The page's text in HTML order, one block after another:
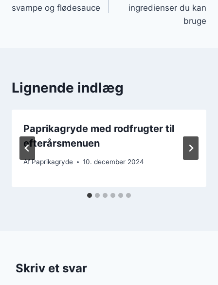
svampe og flødesauce
ingredienser du kan
bruge
Lignende indlæg
Paprikagryde med rodfrugter til
efterårsmenuen
AfPaprikagryde 10. december 2024
Skriv et svar